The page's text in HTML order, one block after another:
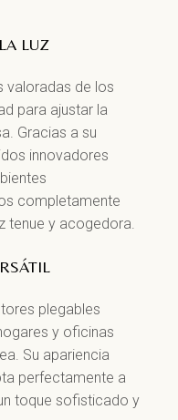
LUZ
valoradas de los
para ajustar la
Gracias a su
innovadores
completamente
tenue y acogedora.
plegables
y oficinas
Su apariencia
perfectamente a
toque sofisticado y